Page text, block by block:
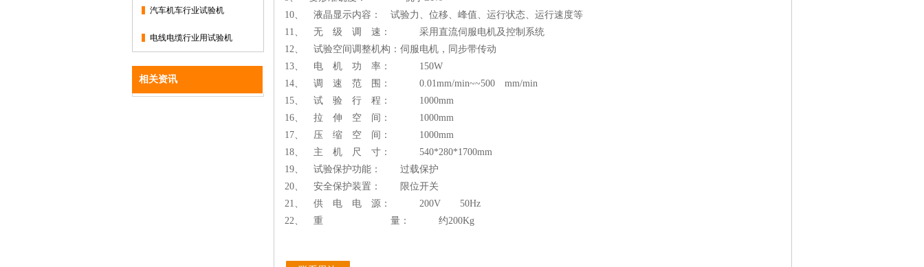
汽车机车行业试验机
电线电缆行业用试验机
相关资讯
10、 液晶显示内容： 试验力、位移、峰值、运行状态、运行速度等
11、 无 级 调 速： 采用直流伺服电机及控制系统
12、 试验空间调整机构：伺服电机，同步带传动
13、 电 机 功 率： 150W
14、 调 速 范 围： 0.01mm/min~~500 mm/min
15、 试 验 行 程： 1000mm
16、 拉 伸 空 间： 1000mm
17、 压 缩 空 间： 1000mm
18、 主 机 尺 寸： 540*280*1700mm
19、 试验保护功能： 过载保护
20、 安全保护装置： 限位开关
21、 供 电 电 源： 200V 50Hz
22、 重 量： 约200Kg